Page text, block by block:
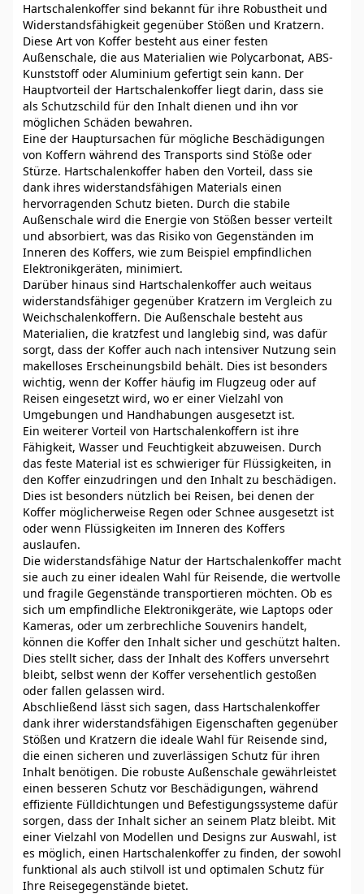
Hartschalenkoffer sind bekannt für ihre Robustheit und
Widerstandsfähigkeit gegenüber Stößen und Kratzern.
Diese Art von Koffer besteht aus einer festen
Außenschale, die aus Materialien wie Polycarbonat, ABS-
Kunststoff oder Aluminium gefertigt sein kann. Der
Hauptvorteil der Hartschalenkoffer liegt darin, dass sie
als Schutzschild für den Inhalt dienen und ihn vor
möglichen Schäden bewahren.
Eine der Hauptursachen für mögliche Beschädigungen
von Koffern während des Transports sind Stöße oder
Stürze. Hartschalenkoffer haben den Vorteil, dass sie
dank ihres widerstandsfähigen Materials einen
hervorragenden Schutz bieten. Durch die stabile
Außenschale wird die Energie von Stößen besser verteilt
und absorbiert, was das Risiko von Gegenständen im
Inneren des Koffers, wie zum Beispiel empfindlichen
Elektronikgeräten, minimiert.
Darüber hinaus sind Hartschalenkoffer auch weitaus
widerstandsfähiger gegenüber Kratzern im Vergleich zu
Weichschalenkoffern. Die Außenschale besteht aus
Materialien, die kratzfest und langlebig sind, was dafür
sorgt, dass der Koffer auch nach intensiver Nutzung sein
makelloses Erscheinungsbild behält. Dies ist besonders
wichtig, wenn der Koffer häufig im Flugzeug oder auf
Reisen eingesetzt wird, wo er einer Vielzahl von
Umgebungen und Handhabungen ausgesetzt ist.
Ein weiterer Vorteil von Hartschalenkoffern ist ihre
Fähigkeit, Wasser und Feuchtigkeit abzuweisen. Durch
das feste Material ist es schwieriger für Flüssigkeiten, in
den Koffer einzudringen und den Inhalt zu beschädigen.
Dies ist besonders nützlich bei Reisen, bei denen der
Koffer möglicherweise Regen oder Schnee ausgesetzt ist
oder wenn Flüssigkeiten im Inneren des Koffers
auslaufen.
Die widerstandsfähige Natur der Hartschalenkoffer macht
sie auch zu einer idealen Wahl für Reisende, die wertvolle
und fragile Gegenstände transportieren möchten. Ob es
sich um empfindliche Elektronikgeräte, wie Laptops oder
Kameras, oder um zerbrechliche Souvenirs handelt,
können die Koffer den Inhalt sicher und geschützt halten.
Dies stellt sicher, dass der Inhalt des Koffers unversehrt
bleibt, selbst wenn der Koffer versehentlich gestoßen
oder fallen gelassen wird.
Abschließend lässt sich sagen, dass Hartschalenkoffer
dank ihrer widerstandsfähigen Eigenschaften gegenüber
Stößen und Kratzern die ideale Wahl für Reisende sind,
die einen sicheren und zuverlässigen Schutz für ihren
Inhalt benötigen. Die robuste Außenschale gewährleistet
einen besseren Schutz vor Beschädigungen, während
effiziente Fülldichtungen und Befestigungssysteme dafür
sorgen, dass der Inhalt sicher an seinem Platz bleibt. Mit
einer Vielzahl von Modellen und Designs zur Auswahl, ist
es möglich, einen Hartschalenkoffer zu finden, der sowohl
funktional als auch stilvoll ist und optimalen Schutz für
Ihre Reisegegenstände bietet.